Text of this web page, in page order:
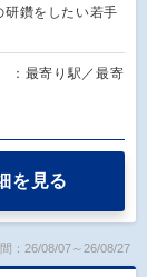
鑽をしたい若手
最寄り駅／最寄
を見る
：26/08/07～26/08/27